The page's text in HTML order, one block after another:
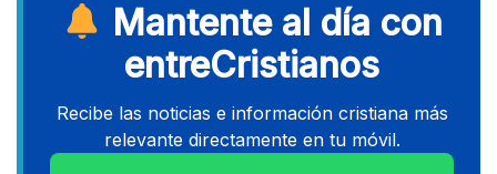
Mantente al día con
entreCristianos
Recibe las noticias e información cristiana más
relevante directamente en tu móvil.